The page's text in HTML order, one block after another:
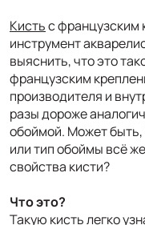
Кистьс французским
инструмент
выяснить, что это
французским
производителя и
разы дороже
обоймой. Может быть,
или тип обоймы всё
свойства кисти?
Что это?
Такую кисть легко